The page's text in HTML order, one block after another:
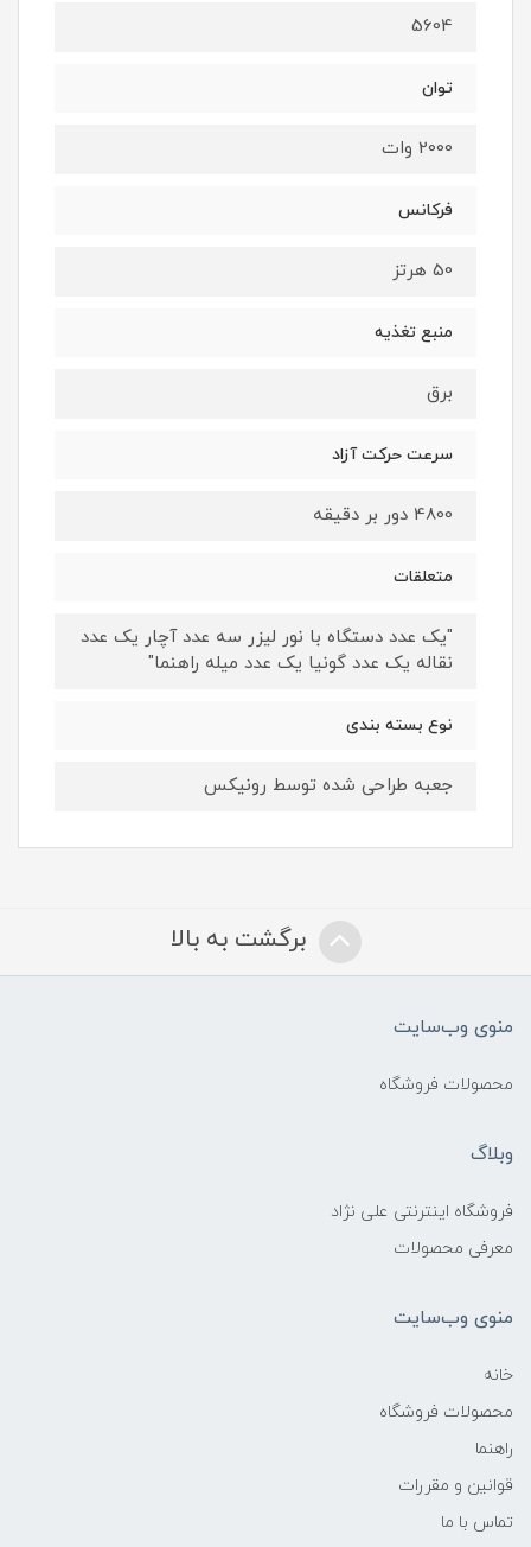
5604
توان
2000 وات
فرکانس
50 هرتز
منبع تغذیه
برق
سرعت حرکت آزاد
4800 دور بر دقیقه
متعلقات
"یک عدد دستگاه با نور لیزر سه عدد آچار یک عدد
نقاله یک عدد گونیا یک عدد میله راهنما"
نوع بسته بندی
جعبه طراحی شده توسط رونیکس
برگشت به بالا
منوی وب‌سایت
محصولات فروشگاه
وبلاگ
فروشگاه اینترنتی علی نژاد
معرفی محصولات
منوی وب‌سایت
خانه
محصولات فروشگاه
راهنما
قوانین و مقررات
تماس با ما